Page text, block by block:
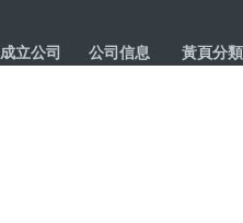
成立公司 公司信息 黃頁分類